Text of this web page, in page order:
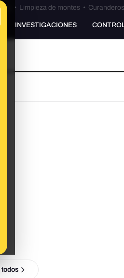
• Limpieza de montes•
INVESTIGACIONES
todos